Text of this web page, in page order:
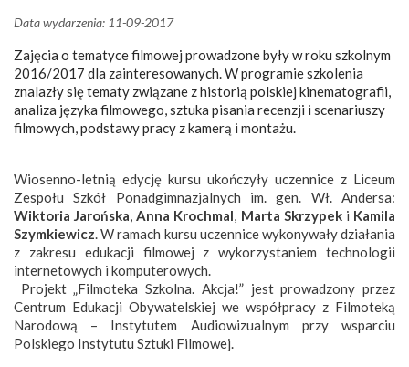
Data wydarzenia: 11-09-2017
Zajęcia o tematyce filmowej prowadzone były w roku szkolnym
2016/2017 dla zainteresowanych. W programie szkolenia
znalazły się tematy związane z historią polskiej kinematografii,
analiza języka filmowego, sztuka pisania recenzji i scenariuszy
filmowych, podstawy pracy z kamerą i montażu.
Wiosenno-letnią edycję kursu ukończyły uczennice z Liceum
Zespołu Szkół Ponadgimnazjalnych im. gen. Wł. Andersa:
Wiktoria Jarońska,Anna Krochmal, Marta Skrzypeki Kamila
Szymkiewicz. W ramach kursu uczennice wykonywały działania
z zakresu edukacji filmowej z wykorzystaniem technologii
internetowych i komputerowych.
Projekt „Filmoteka Szkolna. Akcja!” jest prowadzony przez
Centrum Edukacji Obywatelskiej we współpracy z Filmoteką
Narodową – Instytutem Audiowizualnym przy wsparciu
Polskiego Instytutu Sztuki Filmowej.